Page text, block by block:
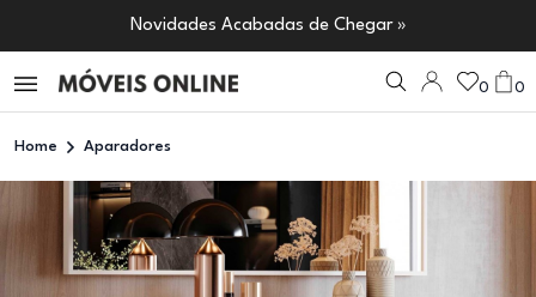
Novidades Acabadas de Chegar »
0 0
Home Aparadores